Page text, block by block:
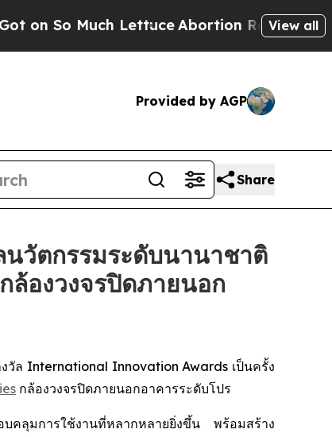
Much LettuceAbortion Rates Were View all
Provided by AGP
Share
วัตกรรมระดับนานาชาติ
ล้องวงจรปิดภายนอก
วัล International Innovation Awards เป็นครั้ง
กล้องวงจรปิดภายนอกอาคารระดับโปร
ลุมการใช้งานที่หลากหลายยิ่งขึ้น พร้อมสร้าง